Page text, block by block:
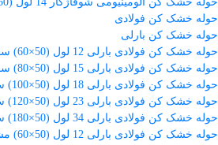
حوله خشک کن فولادی
حوله خشک کن بارلی
حوله خشک کن فولادی بارلی 12 لول (50×60) سفید
حوله خشک کن فولادی بارلی 15 لول (50×80) سفید
حوله خشک کن فولادی بارلی 18 لول (50×100) سفید
حوله خشک کن فولادی بارلی 23 لول (50×120) سفید
حوله خشک کن فولادی بارلی 34 لول (50×180) سفید
حوله خشک کن فولادی بارلی 12 لول (50×60) مشکی